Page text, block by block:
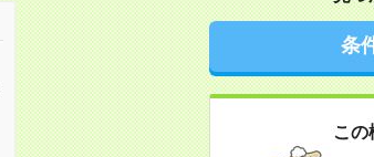
条
この